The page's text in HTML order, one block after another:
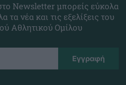
Newsletter μπορείς εύκολα
τα νέα και τις εξελίξεις του
Αθλητικού Ομίλου